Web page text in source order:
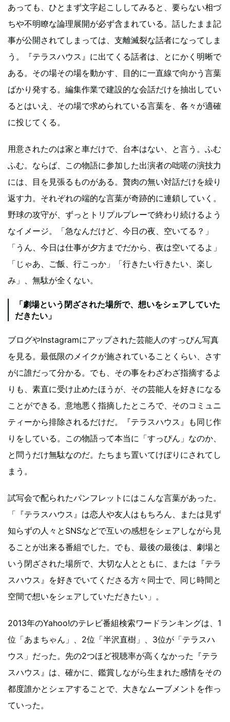
あっても、ひとまず文字起こししてみると、要らない相づ
ちや不明瞭な論理展開が必ず含まれている。話したまま記
事が公開されてしまっては、支離滅裂な話者になってしま
う。『テラスハウス』に出てくる話者は、とにかく明晰で
ある。その場その場を動かす、目的に一直線で向かう言葉
ばかり発する。編集作業で建設的な会話だけを抽出してい
るとはいえ、その場で求められている言葉を、各々が適確
に投じてくる。
用意されたのは家と車だけで、台本はない、と言う。ふむ
ふむ。ならば、この物語に参加した出演者の咄嗟の演技力
には、目を見張るものがある。贅肉の無い対話だけを繰り
返す力。それぞれの端的な言葉が奇跡的に連鎖していく。
野球の攻守が、ずっとトリプルプレーで終わり続けるよう
なイメージ。「急なんだけど、今日の夜、空いてる？」
「うん、今日は仕事が夕方までだから、夜は空いてるよ」
「じゃあ、ご飯、行こっか」「行きたい行きたい、楽し
み」、無駄が全くない。
「劇場という閉ざされた場所で、想いをシェアしていた
だきたい」
ブログやInstagramにアップされた芸能人のすっぴん写真
を見る。最低限のメイクが施されていることくらい、さす
がに誰だって分かる。でも、その事をわざわざ指摘するよ
りも、素直に受け止めたほうが、その芸能人を好きになる
ことができる。意地悪く指摘したところで、そのコミュニ
ティーから排除されるだけだ。『テラスハウス』も同じ作
りをしている。この物語って本当に「すっぴん」なのか、
と問うだけ無駄なのだ。たちまち置いてけぼりにされてし
まう。
試写会で配られたパンフレットにはこんな言葉があった。
「『テラスハウス』は恋人や友人はもちろん、または見ず
知らずの人々とSNSなどで互いの感想をシェアしながら見
ることが出来る番組でした。でも、最後の最後は、劇場と
いう閉ざされた場所で、大切な人とともに、または『テラ
スハウス』を好きでいてくださる方々同士で、同じ時間と
空間で想いをシェアしていただきたい」。
2013年のYahoo!のテレビ番組検索ワードランキングは、1
位「あまちゃん」、2位「半沢直樹」、3位が「テラスハ
ウス」だった。先の2つほど視聴率が高くなかった『テラ
スハウス』は、確かに、鑑賞しながら生まれた感情をその
都度誰かとシェアすることで、大きなムーブメントを作っ
ていった。